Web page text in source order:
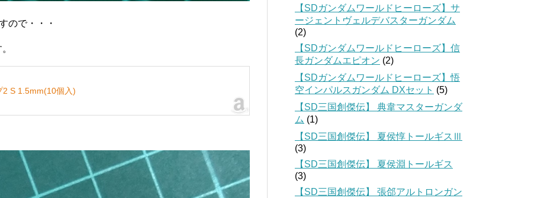
ので・・・
2 S 1.5mm(10個入)
【SDガンダムワールドヒーローズ】サ
ージェントヴェルデバスターガンダム
(2)
【SDガンダムワールドヒーローズ】信
長ガンダムエピオン (2)
【SDガンダムワールドヒーローズ】悟
空インパルスガンダム DXセット (5)
【SD三国創傑伝】 典韋マスターガンダ
ム (1)
【SD三国創傑伝】 夏侯惇トールギスⅢ
(3)
【SD三国創傑伝】 夏侯淵トールギス
(3)
【SD三国創傑伝】 張郃アルトロンガン